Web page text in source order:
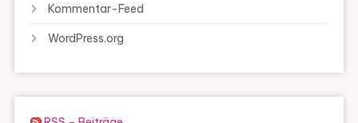
Kommentar-Feed
WordPress.org